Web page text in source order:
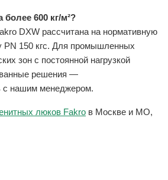
более 600 кг/м²?
DXW рассчитана на нормативную
PN 150 кгс. Для промышленных
зон с постоянной нагрузкой
решения —
с нашим менеджером.
люков Fakro в Москве и МО,